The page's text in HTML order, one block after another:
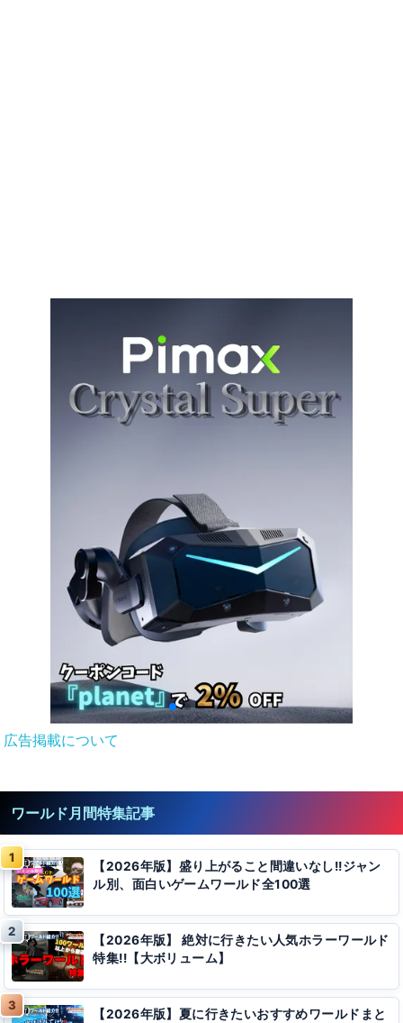
広告掲載について
ワールド月間特集記事
【2026年版】盛り上がること間違いなし!!ジャン
ル別、面白いゲームワールド全100選
【2026年版】 絶対に行きたい人気ホラーワールド
特集!!【大ボリューム】
【2026年版】夏に行きたいおすすめワールドまと